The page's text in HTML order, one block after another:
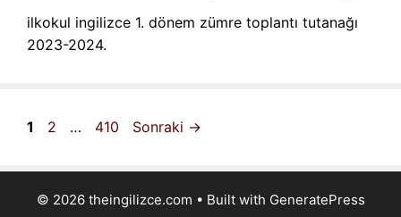
ilkokul ingilizce 1. dönem zümre toplantı tutanağı
2023-2024.
Sayfa
1 Sayfa
2 … Sayfa
410 Sonraki →
© 2026 theingilizce.com • Built with GeneratePress